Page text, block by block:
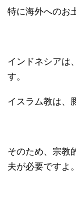
特に海外へのお
インドネシアは
す。
イスラム教は、
そのため、宗教
夫が必要ですよ。